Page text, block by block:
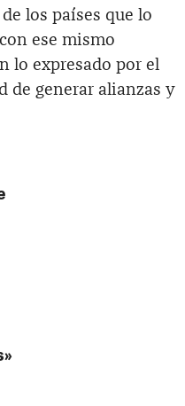
los países que lo
ese mismo
lo expresado por el
de generar alianzas y